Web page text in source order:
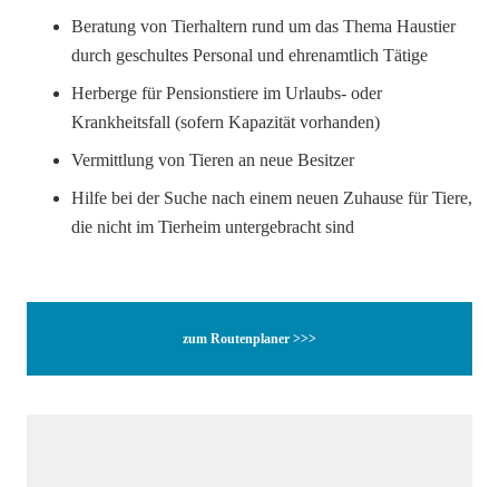
Beratung von Tierhaltern rund um das Thema Haustier
durch geschultes Personal und ehrenamtlich Tätige
Herberge für Pensionstiere im Urlaubs- oder
Krankheitsfall (sofern Kapazität vorhanden)
Vermittlung von Tieren an neue Besitzer
Hilfe bei der Suche nach einem neuen Zuhause für Tiere,
die nicht im Tierheim untergebracht sind
zum Routenplaner >>>